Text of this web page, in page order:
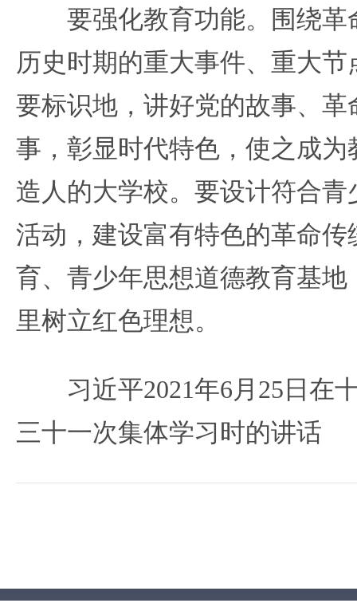
要强化教育功能。围绕革
历史时期的重大事件、重大
要标识地，讲好党的故事、
事，彰显时代特色，使之成
造人的大学校。要设计符合
活动，建设富有特色的革命
育、青少年思想道德教育基
里树立红色理想。
习近平2021年6月25日在
三十一次集体学习时的讲话